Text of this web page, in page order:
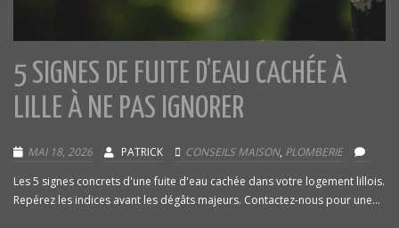
5 SIGNES DE FUITE D’EAU CACHÉE À
LILLE À NE PAS IGNORER
MAI 18, 2026 PATRICK CONSEILS MAISON, PLOMBERIE
Les 5 signes concrets d'une fuite d'eau cachée dans votre logement lillois.
Repérez les indices avant les dégâts majeurs. Contactez-nous pour une...